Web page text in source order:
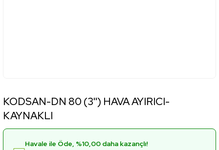
KODSAN-DN 80 (3'') HAVA AYIRICI-
KAYNAKLI
Havale ile Öde, %10,00 daha kazançlı!